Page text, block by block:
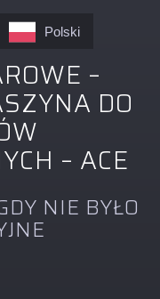
–
DO
– ACE
NIE BYŁO
Polski